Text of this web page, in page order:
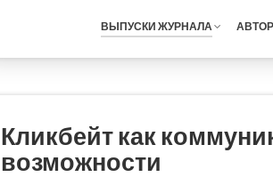
ВЫПУСКИ ЖУРНАЛА
Кликбейт как
возможности